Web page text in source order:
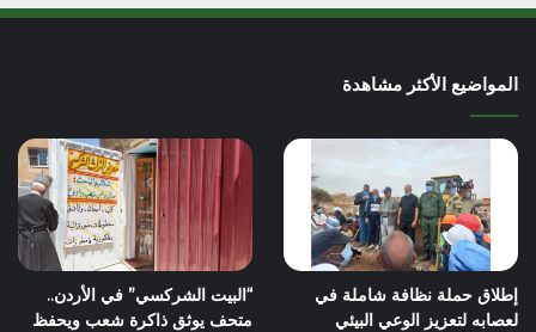
المواضيع الأكثر مشاهدة
إطلاق حملة نظافة شاملة في
لعصابه لتعزيز الوعي البيئي
“البيت الشركسي” في الأردن..
متحف يوثق ذاكرة شعب ويحفظ